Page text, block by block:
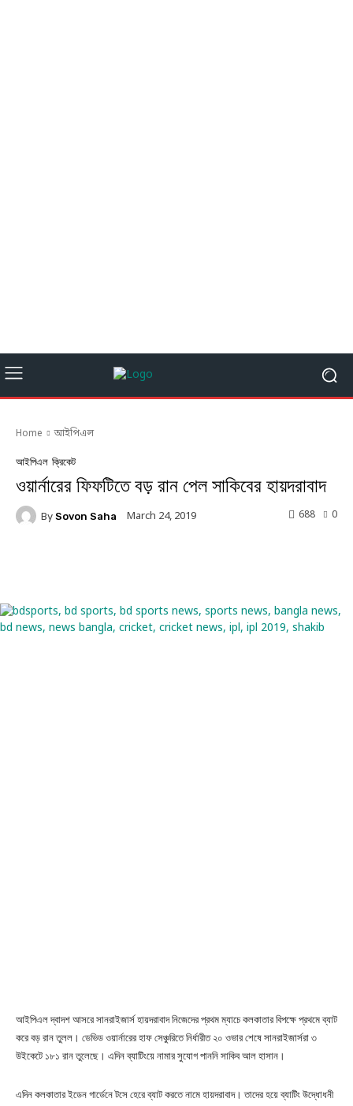
Home আইপিএল
আইপিএল ক্রিকেট
ওয়ার্নারের ফিফটিতে বড় রান পেল সাকিবের হায়দরাবাদ
By Sovon Saha March 24, 2019 0
688
আইপিএল দ্বাদশ আসরে সানরাইজার্স হায়দরাবাদ নিজেদের প্রথম ম্যাচে কলকাতার বিপক্ষে প্রথমে ব্যাট
করে বড় রান তুলল। ডেভিড ওয়ার্নারের হাফ সেঞ্চুরিতে নির্ধারীত ২০ ওভার শেষে সানরাইজার্সরা ৩
উইকেটে ১৮১ রান তুলেছে। এদিন ব্যাটিংয়ে নামার সুযোগ পাননি সাকিব আল হাসান।
এদিন কলকাতার ইডেন গার্ডেনে টসে হেরে ব্যাট করতে নামে হায়দরাবাদ। তাদের হয়ে ব্যাটিং উদ্ধোধনী